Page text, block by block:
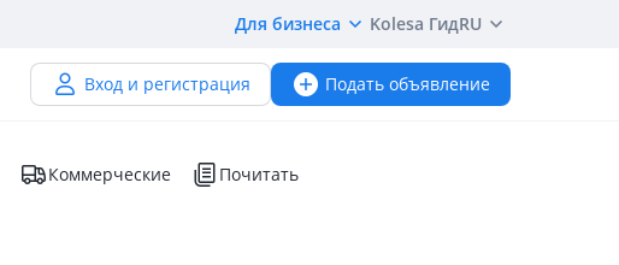
Для бизнеса Kolesa ГидRU
Вход и регистрация Подать объявление
Коммерческие Почитать